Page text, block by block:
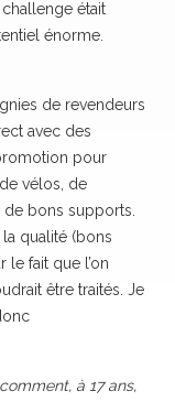
était
énorme.
de revendeurs
avec des
pour
vélos, de
bons supports.
la qualité (bons
le fait que l’on
être traités. Je
à 17 ans,